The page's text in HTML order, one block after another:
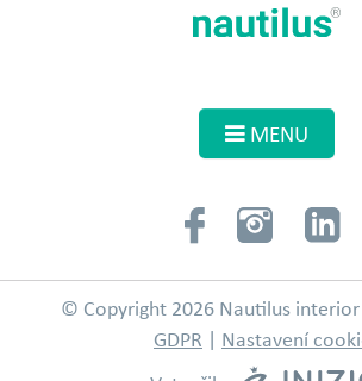
MENU
© Copyright 2026 Nautilus interior
GDPR
Nastavení